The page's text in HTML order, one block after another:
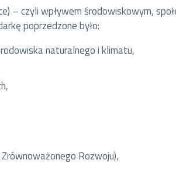
– czyli wpływem środowiskowym,
poprzedzone było:
naturalnego i klimatu,
Rozwoju),